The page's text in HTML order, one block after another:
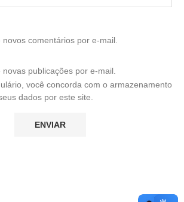
comentários por e-mail.
publicações por e-mail.
você concorda com o armazenamento
dados por este site.